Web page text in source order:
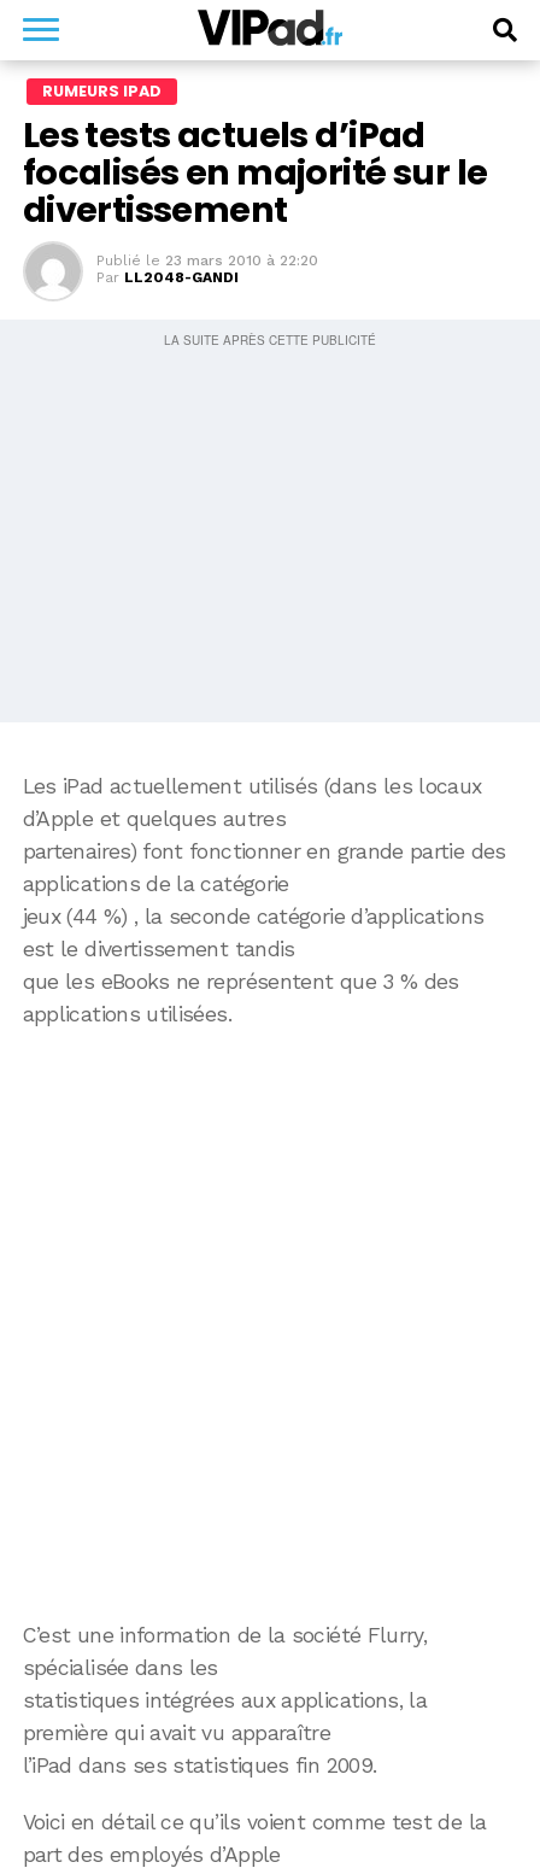
RUMEURS IPAD
Les tests actuels d’iPad
focalisés en majorité sur le
divertissement
Publié le 23 mars 2010 à 22:20
Par LL2048-GANDI
Les iPad actuellement utilisés (dans les locaux
d’Apple et quelques autres
partenaires) font fonctionner en grande partie des
applications de la catégorie
jeux (44 %) , la seconde catégorie d’applications
est le divertissement tandis
que les eBooks ne représentent que 3 % des
applications utilisées.
C’est une information de la société Flurry,
spécialisée dans les
statistiques intégrées aux applications, la
première qui avait vu apparaître
l’iPad dans ses statistiques fin 2009.
Voici en détail ce qu’ils voient comme test de la
part des employés d’Apple